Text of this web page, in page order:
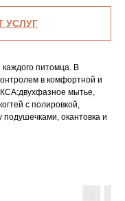
УСЛУГ
питомца. В
в комфортной и
мытье,
с полировкой,
окантовка и